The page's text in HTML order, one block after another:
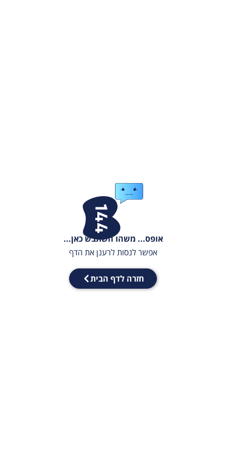
אופס... משהו השתבש כאן...
אפשר לנסות לרענן את הדף
חזרה לדף הבית